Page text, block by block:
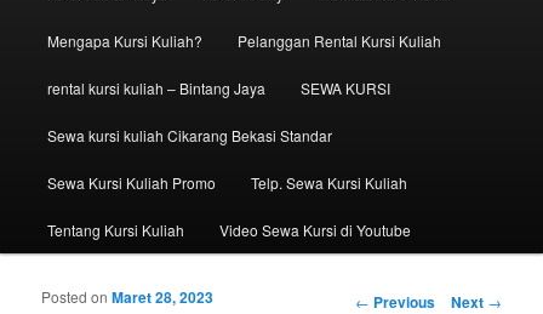
Mengapa Kursi Kuliah? Pelanggan Rental Kursi Kuliah
rental kursi kuliah – Bintang Jaya SEWA KURSI
Sewa kursi kuliah Cikarang Bekasi Standar
Sewa Kursi Kuliah Promo Telp. Sewa Kursi Kuliah
Tentang Kursi Kuliah Video Sewa Kursi di Youtube
Post navigation
← Previous Next →
Posted onMaret 28, 2023